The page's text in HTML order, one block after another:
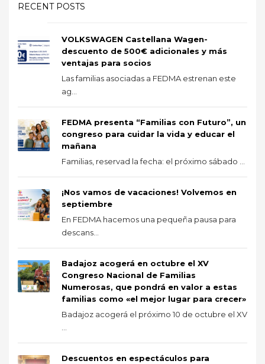
RECENT POSTS
VOLKSWAGEN Castellana Wagen-
descuento de 500€ adicionales y más
ventajas para socios
Las familias asociadas a FEDMA estrenan este
ag...
FEDMA presenta “Familias con Futuro”, un
congreso para cuidar la vida y educar el
mañana
Familias, reservad la fecha: el próximo sábado ...
¡Nos vamos de vacaciones! Volvemos en
septiembre
En FEDMA hacemos una pequeña pausa para
descans...
Badajoz acogerá en octubre el XV
Congreso Nacional de Familias
Numerosas, que pondrá en valor a estas
familias como «el mejor lugar para crecer»
Badajoz acogerá el próximo 10 de octubre el XV
Descuentos en espectáculos para